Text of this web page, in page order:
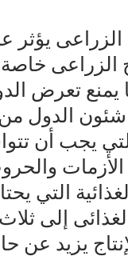
يؤثر
الزراعى
يمنع تعرض
شئون الدول
يجب أن
الأزمات
التي
إلى
يزيد عن